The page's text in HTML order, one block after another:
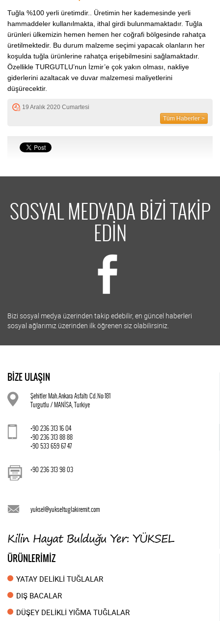
Tuğla %100 yerli üretimdir.. Üretimin her kademesinde yerli
hammaddeler kullanılmakta, ithal girdi bulunmamaktadır. Tuğla
ürünleri ülkemizin hemen hemen her coğrafi bölgesinde rahatça
üretilmektedir. Bu durum malzeme seçimi yapacak olanların her
koşulda tuğla ürünlerine rahatça erişebilmesini sağlamaktadır.
Özellikle TURGUTLU’nun İzmir’e çok yakın olması, nakliye
giderlerini azaltacak ve duvar malzemesi maliyetlerini
düşürecektir.
19 Aralık 2020 Cumartesi
Tüm Haberler >
SOSYAL MEDYADA BİZİ TAKİP
EDİN
Bizi sosyal medya üzerinden takip edebilir, en güncel haberleri
sosyal ağlarımız üzerinden ilk öğrenen siz olabilirsiniz.
BİZE ULAŞIN
Şehitler Mah.Ankara Asfaltı Cd.No:181
Turgutlu / MANİSA, Turkiye
+90 236 313 16 04
+90 236 313 88 88
+90 533 659 67 47
+90 236 313 98 03
yuksel@yukseltuglakiremit.com
ÜRÜNLERİMİZ
YATAY DELİKLİ TUĞLALAR
DIŞ BACALAR
DÜŞEY DELİKLİ YIĞMA TUĞLALAR